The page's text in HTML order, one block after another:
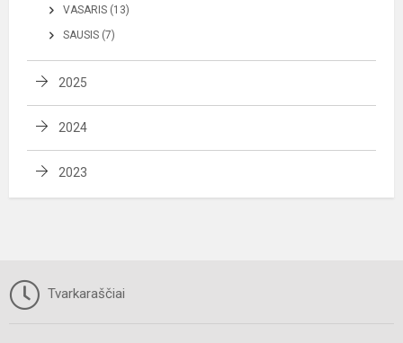
VASARIS (13)
SAUSIS (7)
2025
2024
2023
Tvarkaraščiai